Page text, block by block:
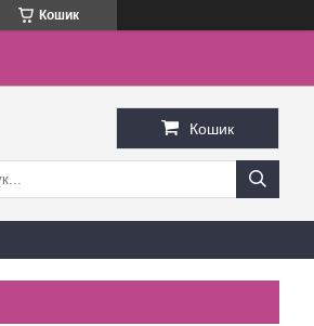
Кошик
Кошик